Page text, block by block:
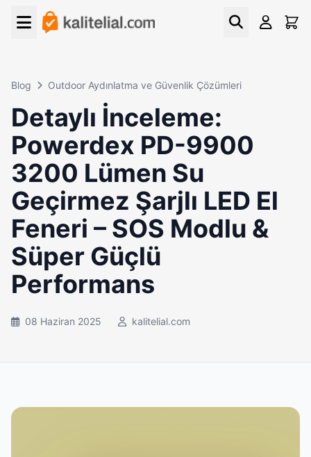
Blog Outdoor Aydınlatma ve Güvenlik Çözümleri
Detaylı İnceleme:
Powerdex PD-9900
3200 Lümen Su
Geçirmez Şarjlı LED El
Feneri – SOS Modlu &
Süper Güçlü
Performans
08 Haziran 2025 kalitelial.com